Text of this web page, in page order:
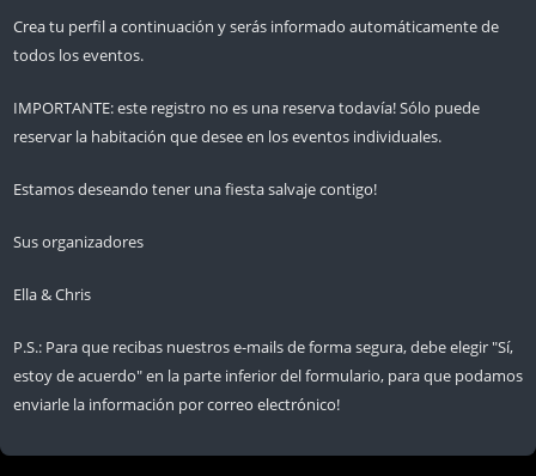
Crea tu perfil a continuación y serás informado automáticamente de
todos los eventos.
IMPORTANTE: este registro no es una reserva todavía! Sólo puede
reservar la habitación que desee en los eventos individuales.
Estamos deseando tener una fiesta salvaje contigo!
Sus organizadores
Ella & Chris
P.S.: Para que recibas nuestros e-mails de forma segura, debe elegir "Sí,
estoy de acuerdo" en la parte inferior del formulario, para que podamos
enviarle la información por correo electrónico!